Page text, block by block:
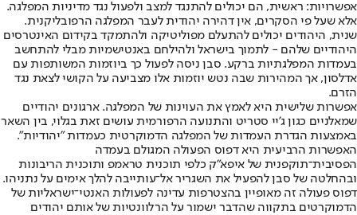
אפשרויות: ראשית, הם יכולים להתנגד למצב ולפעול נגד מדיניות המפלגה.
אלא שעל פי הסקרים, אין דהירה יהודית לעבר המפלגה הרפובליקנית.
שנית, היהודים יכולים להתעלם מפוליטיקה ולהתמקד בקידום האינטרסים
היהודיים שלהם - לתמוך בישראל ולהילחם באנטישמיות מבלי להתחשב
בעמדות המפלגתיות ברקע. סבן ניסה לפעול כך ביוזמות המשותפות עם
אדלסון, אך המהירות שבה נטש יוזמות אלו מצביעה על הקושי לצאת נגד
הזרם.
אפשרות שלישית היא לאמץ את העוינות של המפלגה. ארגונים יהודיים
שמאלניים כגון ג'יי סטריט והתנועה הרפורמית עושים זאת בגלוי, בין השאר
באמצעות הגדרת העמדות של המפלגה הדמוקרטית כעמדות "יהודיות".
האפשרות הרביעית היא דפוס הפעולה המגולם בעמדה
הפסיבית־תוקפנית של איפא"ק כלפי תוכנית טראמפ ותוכנית הריבונות
ובהחלטה של סבן להפעיל את השגריר אל־עותייבה להלך אימים על נתניהו.
דפוס פעולה זה מאופיין בהצטרפות עדינה לפעולות האנטי־ישראליות של
הדמוקרטים בתקווה שהדבר ישמור על הרלוונטיות של אותם יהודים